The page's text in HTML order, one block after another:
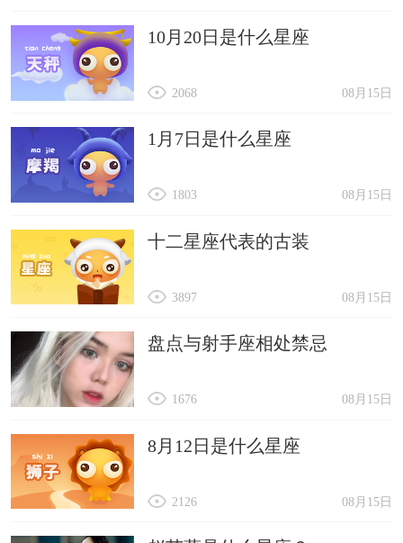
10月20日是什么星座
08月15日
2068
1月7日是什么星座
08月15日
1803
十二星座代表的古装
08月15日
3897
盘点与射手座相处禁忌
08月15日
1676
8月12日是什么星座
08月15日
2126